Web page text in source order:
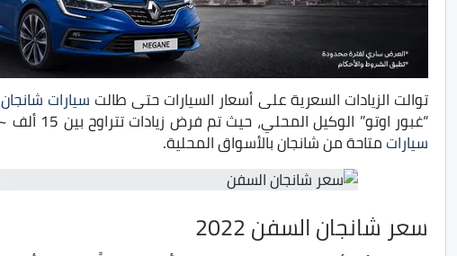
توالت الزيادات السعرية على أسعار السيارات حتى طالت سيارات شانجان
“غبور اوتو” الوكيل المحلي، حيث تم فرض زيادات تتراوح بين 15 ألف ~ 20 ألف جنية مصري على ثلاثة من أصل أربعة
سياراتمتاحة من شانجان بالأسواق المحلية.
سعر شانجان السفن 2022